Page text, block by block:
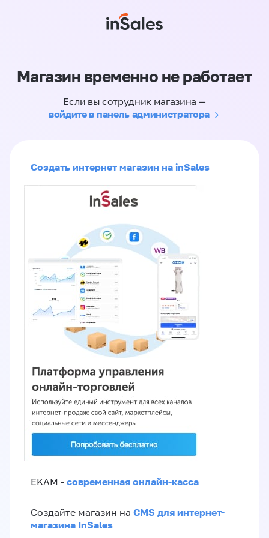
Магазин временно не работает
Если вы сотрудник магазина —
войдите в панель администратора
Создать интернет магазин на inSales
EKAM - современная онлайн-касса
Создайте магазин на CMS для интернет-
магазина InSales